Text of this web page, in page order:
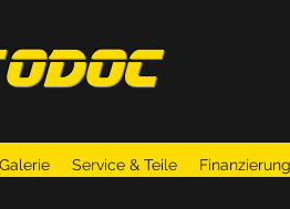
Service & Teile Finanzierung